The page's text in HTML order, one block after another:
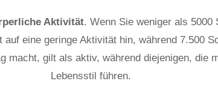
Aktivität. Wenn Sie weniger als 5000
eine geringe Aktivität hin, während 7.500
macht, gilt als aktiv, während diejenigen, die
Lebensstil führen.